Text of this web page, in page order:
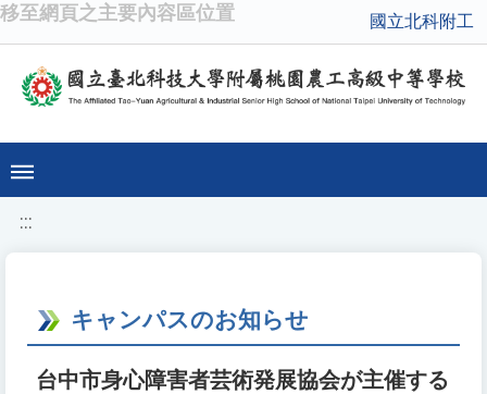
移至網頁之主要內容區位置 國立北科附工
:::
キャンパスのお知らせ
台中市身心障害者芸術発展協会が主催する